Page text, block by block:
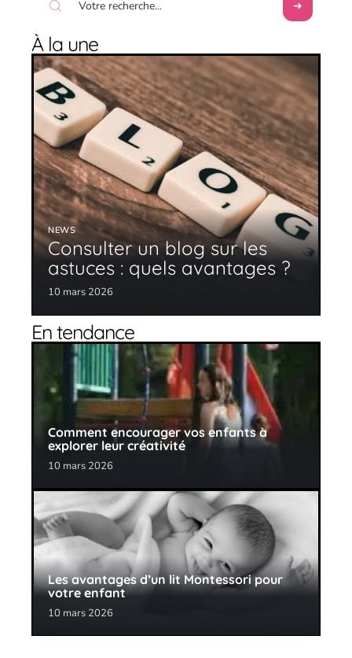
À la une
NEWS
Consulter un blog sur les
astuces : quels avantages ?
10 mars 2026
En tendance
Comment encourager vos enfants à
explorer leur créativité
10 mars 2026
Les avantages d’un lit Montessori pour
votre enfant
10 mars 2026